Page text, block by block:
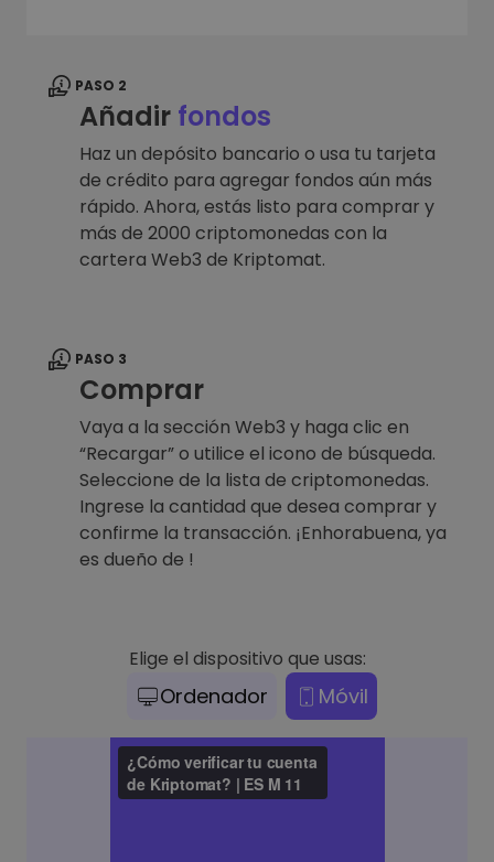
PASO 2
Añadir fondos
Haz un depósito bancario o usa tu tarjeta
de crédito para agregar fondos aún más
rápido. Ahora, estás listo para comprar y
más de 2000 criptomonedas con la
cartera Web3 de Kriptomat.
PASO 3
Comprar
Vaya a la sección Web3 y haga clic en
“Recargar” o utilice el icono de búsqueda.
Seleccione de la lista de criptomonedas.
Ingrese la cantidad que desea comprar y
confirme la transacción. ¡Enhorabuena, ya
es dueño de !
Elige el dispositivo que usas:
Ordenador Móvil